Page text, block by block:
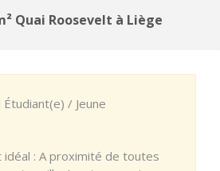
Quai Roosevelt à Liège
/ Jeune
idéal : A proximité de toutes